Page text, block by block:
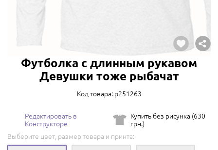
Футболка с длинным рукавом
Девушки тоже рыбачат
Код товара: p251263
Редактировать в
Конструкторе
Купить без рисунка (630
грн.)
Выберите цвет, размер товара и принта: